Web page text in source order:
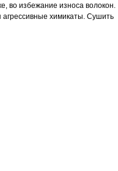
во избежание износа волокон.
агрессивные химикаты. Сушить